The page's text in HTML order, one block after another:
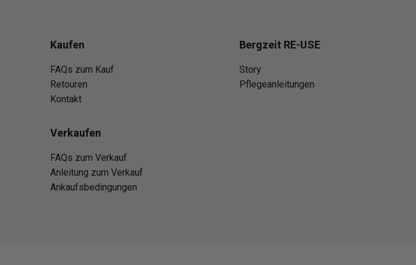
Kaufen
FAQs zum Kauf
Retouren
Kontakt
Bergzeit RE-USE
Story
Pflegeanleitungen
Verkaufen
FAQs zum Verkauf
Anleitung zum Verkauf
Ankaufsbedingungen